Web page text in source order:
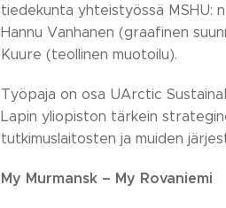
tiedekunta yhteistyössä MSHU:
Hannu Vanhanen (graafinen
Kuure (teollinen muotoilu).
Työpaja on osa UArctic
Lapin yliopiston tärkein
tutkimuslaitosten ja muiden
My Murmansk – My Rovaniemi